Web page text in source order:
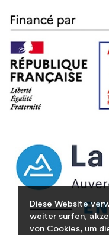
Diese Website
weiter surfen,
von Cookies, um